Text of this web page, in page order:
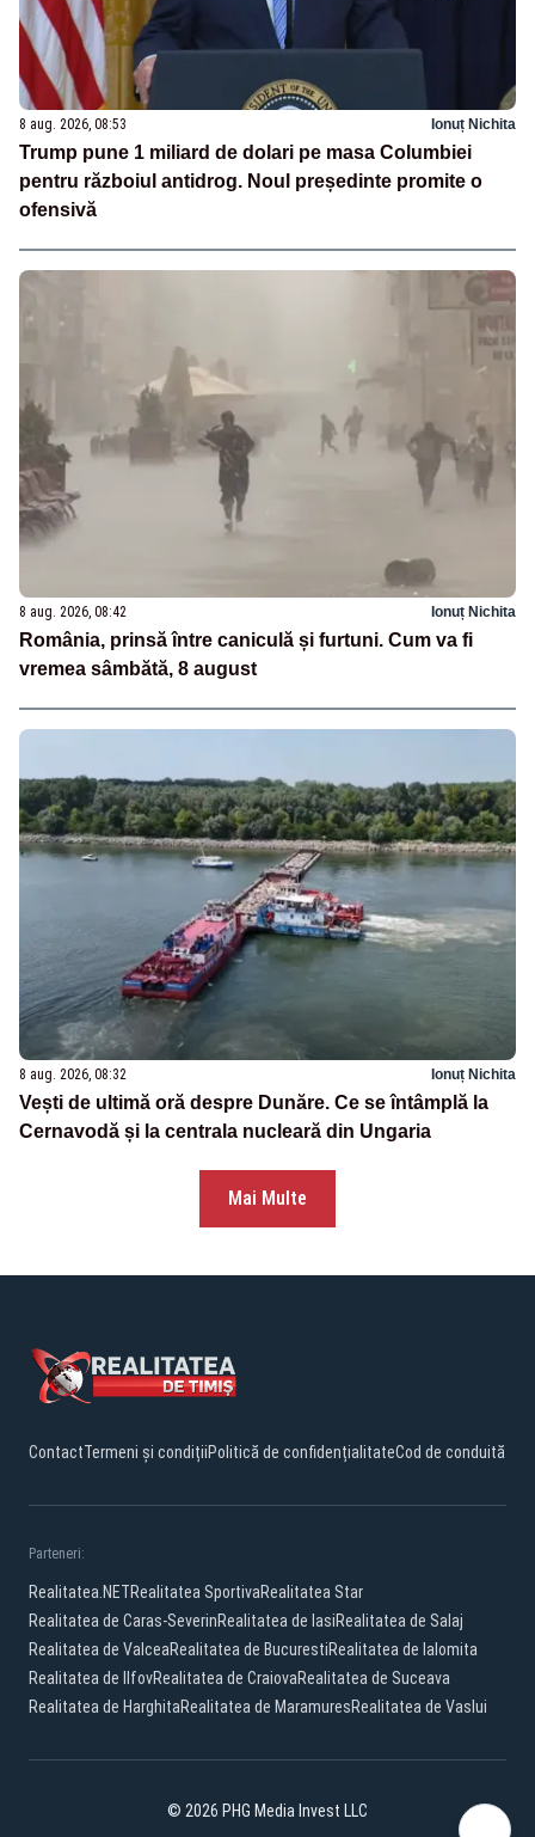
8 aug. 2026, 08:53 Ionuț Nichita
Trump pune 1 miliard de dolari pe masa Columbiei
pentru războiul antidrog. Noul președinte promite o
ofensivă
8 aug. 2026, 08:42 Ionuț Nichita
România, prinsă între caniculă și furtuni. Cum va fi
vremea sâmbătă, 8 august
8 aug. 2026, 08:32 Ionuț Nichita
Vești de ultimă oră despre Dunăre. Ce se întâmplă la
Cernavodă și la centrala nucleară din Ungaria
Mai Multe
ContactTermeni și condițiiPolitică de confidențialitateCod de conduită
Parteneri:
Realitatea.NETRealitatea SportivaRealitatea Star
Realitatea de Caras-SeverinRealitatea de IasiRealitatea de Salaj
Realitatea de ValceaRealitatea de BucurestiRealitatea de Ialomita
Realitatea de IlfovRealitatea de CraiovaRealitatea de Suceava
Realitatea de HarghitaRealitatea de MaramuresRealitatea de Vaslui
© 2026 PHG Media Invest LLC